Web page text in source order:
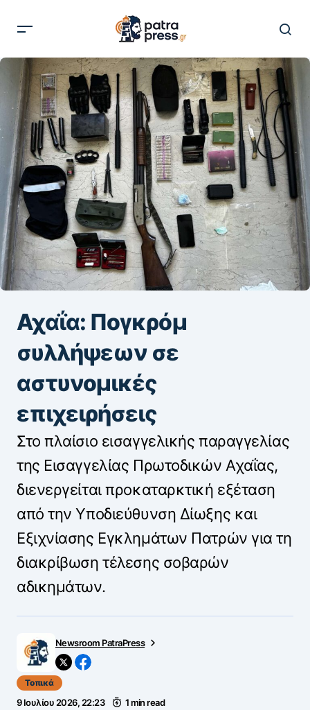
Αχαΐα: Πογκρόμ
συλλήψεων σε
αστυνομικές
επιχειρήσεις
Στο πλαίσιο εισαγγελικής παραγγελίας
της Εισαγγελίας Πρωτοδικών Αχαΐας,
διενεργείται προκαταρκτική εξέταση
από την Υποδιεύθυνση Δίωξης και
Εξιχνίασης Εγκλημάτων Πατρών για τη
διακρίβωση τέλεσης σοβαρών
αδικημάτων.
Newsroom PatraPress
Τοπικά
9 Ιουλίου 2026, 22:23 1 min read